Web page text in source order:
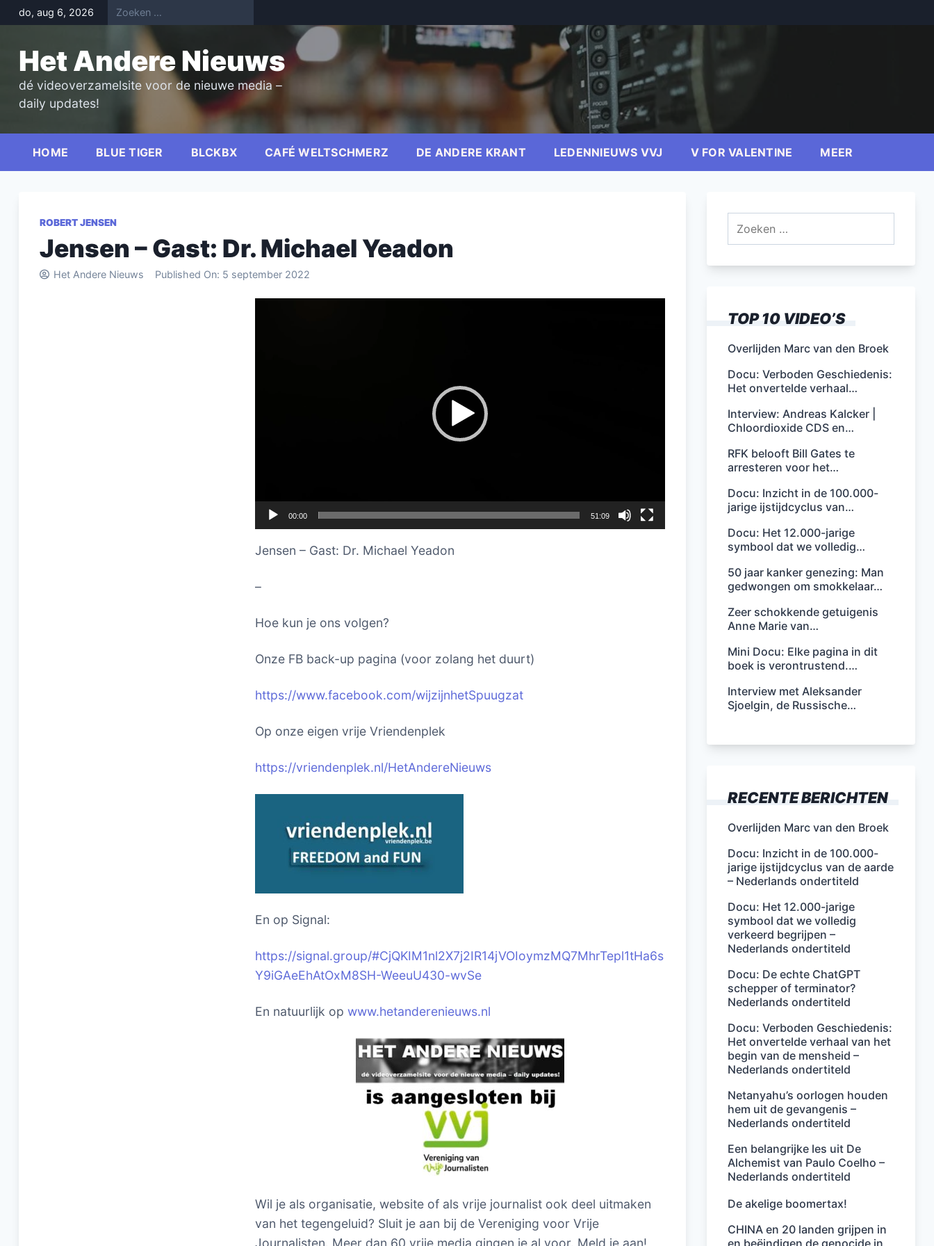
Skip
to
do, aug 6, 2026
Het Andere Nieuws
dé videoverzamelsite voor de nieuwe media –
daily updates!
HOME BLUE TIGER BLCKBX CAFÉ WELTSCHMERZ DE ANDERE KRANT LEDENNIEUWS VVJ V FOR VALENTINE MEER
ROBERT JENSEN
Jensen – Gast: Dr. Michael Yeadon
Het Andere Nieuws Published On: 5 september 2022
00:00 51:09
Jensen – Gast: Dr. Michael Yeadon
–
Hoe kun je ons volgen?
Onze FB back-up pagina (voor zolang het duurt)
https://www.facebook.com/wijzijnhetSpuugzat
Op onze eigen vrije Vriendenplek
https://vriendenplek.nl/HetAndereNieuws
En op Signal:
https://signal.group/#CjQKIM1nl2X7j2IR14jVOIoymzMQ7MhrTepl1tHa6s
Y9iGAeEhAtOxM8SH-WeeuU430-wvSe
En natuurlijk op www.hetanderenieuws.nl
Wil je als organisatie, website of als vrije journalist ook deel uitmaken
van het tegengeluid? Sluit je aan bij de Vereniging voor Vrije
Journalisten. Meer dan 60 vrije media gingen je al voor. Meld je aan!
TOP 10 VIDEO’S
Overlijden Marc van den Broek
Docu: Verboden Geschiedenis:
Het onvertelde verhaal…
Interview: Andreas Kalcker |
Chloordioxide CDS en…
RFK belooft Bill Gates te
arresteren voor het…
Docu: Inzicht in de 100.000-
jarige ijstijdcyclus van…
Docu: Het 12.000-jarige
symbool dat we volledig…
50 jaar kanker genezing: Man
gedwongen om smokkelaar…
Zeer schokkende getuigenis
Anne Marie van…
Mini Docu: Elke pagina in dit
boek is verontrustend.…
Interview met Aleksander
Sjoelgin, de Russische…
RECENTE BERICHTEN
Overlijden Marc van den Broek
Docu: Inzicht in de 100.000-
jarige ijstijdcyclus van de aarde
– Nederlands ondertiteld
Docu: Het 12.000-jarige
symbool dat we volledig
verkeerd begrijpen –
Nederlands ondertiteld
Docu: De echte ChatGPT
schepper of terminator?
Nederlands ondertiteld
Docu: Verboden Geschiedenis:
Het onvertelde verhaal van het
begin van de mensheid –
Nederlands ondertiteld
Netanyahu’s oorlogen houden
hem uit de gevangenis –
Nederlands ondertiteld
Een belangrijke les uit De
Alchemist van Paulo Coelho –
Nederlands ondertiteld
De akelige boomertax!
CHINA en 20 landen grijpen in
en beëindigen de genocide in